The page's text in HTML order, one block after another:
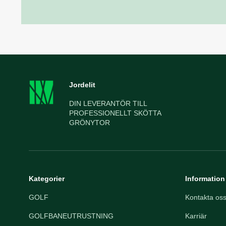
Jordelit
DIN LEVERANTÖR TILL
PROFESSIONELLT SKÖTTA
GRÖNYTOR
Kategorier
GOLF
GOLFBANEUTRUSTNING
Information
Kontakta oss
Karriär